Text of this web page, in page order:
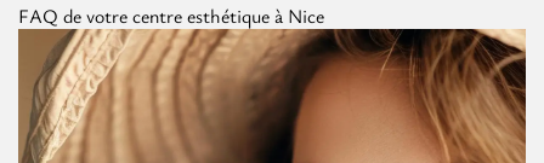
FAQ de votre centre esthétique à Nice